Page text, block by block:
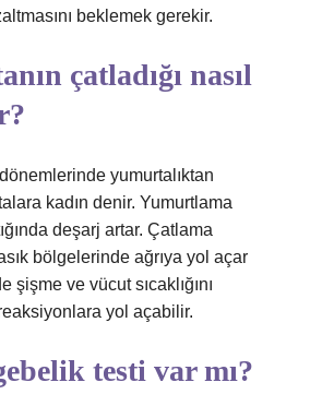
beklemek gerekir.
çatladığı nasıl
yumurtalıktan
kadın denir. Yumurtlama
deşarj artar. Çatlama
bölgelerinde ağrıya yol açar
şişme ve vücut sıcaklığını
yol açabilir.
testi var mı?